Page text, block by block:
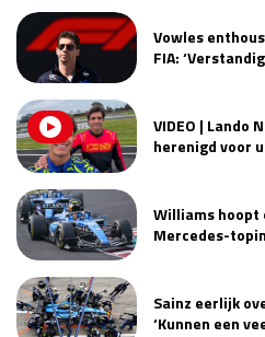
Race
Vowles
FIA:
VIDEO | Lando
herenigd voor
Williams hoopt
Mercedes-
Sainz eerlijk
‘Kunnen een